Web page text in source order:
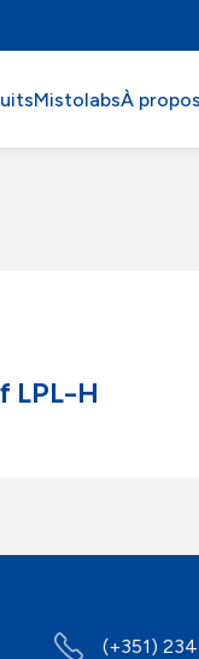
MistolabsÀ propos
LPL-H
(+351)